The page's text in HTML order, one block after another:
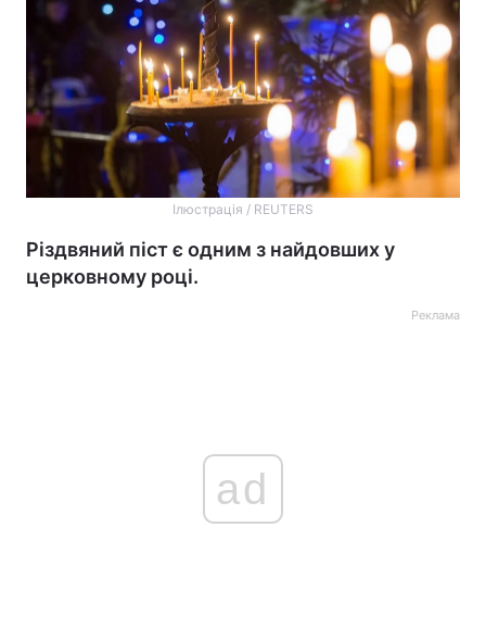
Ілюстрація / REUTERS
Різдвяний піст є одним з найдовших у
церковному році.
Реклама
ad